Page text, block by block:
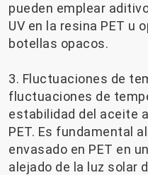
pueden emplear
UV en la resina PET u
botellas opacos.
3. Fluctuaciones de
fluctuaciones de
estabilidad del aceite
PET. Es fundamental
envasado en PET en
alejado de la luz solar